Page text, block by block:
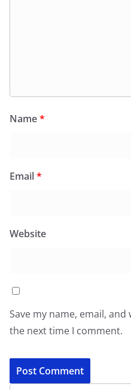
Name*
Email*
Website
Save my name, email,
the next time I comment.